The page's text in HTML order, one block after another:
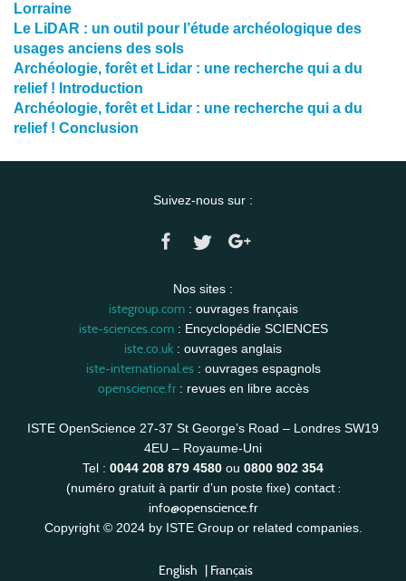
Lorraine
Le LiDAR : un outil pour l’étude archéologique des
usages anciens des sols
Archéologie, forêt et Lidar : une recherche qui a du
relief ! Introduction
Archéologie, forêt et Lidar : une recherche qui a du
relief ! Conclusion
Suivez-nous sur :
Nos sites :
istegroup.com: ouvrages français
iste-sciences.com: Encyclopédie SCIENCES
iste.co.uk : ouvrages anglais
iste-international.es: ouvrages espagnols
openscience.fr: revues en libre accès
ISTE OpenScience 27-37 St George’s Road – Londres SW19
4EU – Royaume-Uni
Tel : 0044 208 879 4580 ou 0800 902 354
(numéro gratuit à partir d’un poste fixe) contact :
info@openscience.fr
Copyright © 2024 by ISTE Group or related companies.
English | Français